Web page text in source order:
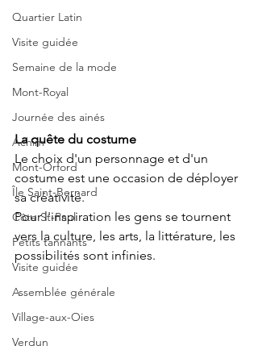
Quartier Latin
Visite guidée
Semaine de la mode
Mont-Royal
Journée des ainés
Achim
Mont-Orford
Île Saint-Bernard
Côte St-Paul
Petits tannants
Visite guidée
Assemblée générale
Village-aux-Oies
Verdun
La quête du costume
Le choix d'un personnage et d'un
costume est une occasion de déployer
sa créativité.
Pour l'inspiration les gens se tournent
vers la culture, les arts, la littérature, les
possibilités sont infinies.